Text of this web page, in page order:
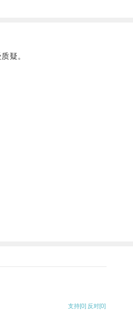
疑。
支持[0] 反对[0]